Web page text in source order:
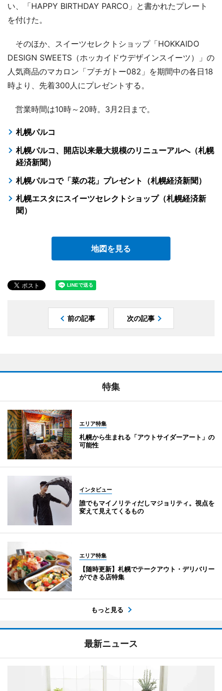
い、「HAPPY BIRTHDAY PARCO」と書かれたプレート
を付けた。
そのほか、スイーツセレクトショップ「HOKKAIDO
DESIGN SWEETS（ホッカイドウデザインスイーツ）」の
人気商品のマカロン「プチガトー082」を期間中の各日18
時より、先着300人にプレゼントする。
営業時間は10時～20時。3月2日まで。
札幌パルコ
札幌パルコ、開店以来最大規模のリニューアルへ（札幌
経済新聞）
札幌パルコで「菜の花」プレゼント（札幌経済新聞）
札幌エスタにスイーツセレクトショップ（札幌経済新
聞）
地図を見る
前の記事 次の記事
特集
エリア特集
札幌から生まれる「アウトサイダーアート」の
可能性
インタビュー
誰でもマイノリティだしマジョリティ。視点を
変えて見えてくるもの
エリア特集
【随時更新】札幌でテークアウト・デリバリー
ができる店特集
もっと見る
最新ニュース